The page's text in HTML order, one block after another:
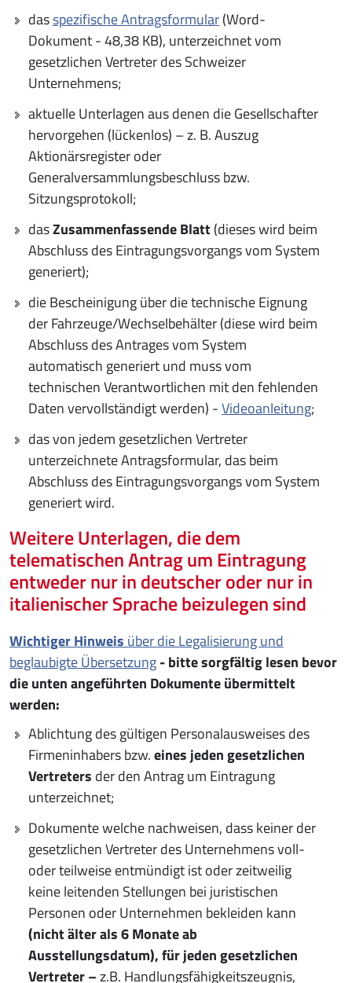
dasspezifische Antragsformular(Word-
Dokument - 48,38 KB), unterzeichnet vom
gesetzlichen Vertreter des Schweizer
Unternehmens;
aktuelle Unterlagen aus denen die Gesellschafter
hervorgehen (lückenlos) – z. B. Auszug
Aktionärsregister oder
Generalversammlungsbeschluss bzw.
Sitzungsprotokoll;
dasZusammenfassende Blatt(dieses wird beim
Abschluss des Eintragungsvorgangs vom System
generiert);
die Bescheinigung über die technische Eignung
der Fahrzeuge/Wechselbehälter (diese wird beim
Abschluss des Antrages vom System
automatisch generiert und muss vom
technischen Verantwortlichen mit den fehlenden
Daten vervollständigt werden) -Videoanleitung;
das von jedem gesetzlichen Vertreter
unterzeichnete Antragsformular, das beim
Abschluss des Eintragungsvorgangs vom System
generiert wird.
Weitere Unterlagen, die dem
telematischen Antrag um Eintragung
entweder nur in deutscher oder nur in
italienischer Sprache beizulegen sind
Wichtiger Hinweis über die Legalisierung und
beglaubigte Übersetzung- bitte sorgfältig lesen bevor
die unten angeführten Dokumente übermittelt
werden:
Ablichtung des gültigen Personalausweises des
Firmeninhabers bzw.eines jeden gesetzlichen
Vertreters der den Antrag um Eintragung
unterzeichnet;
Dokumente welche nachweisen, dass keiner der
gesetzlichen Vertreter des Unternehmens voll-
oder teilweise entmündigt ist oder zeitweilig
keine leitenden Stellungen bei juristischen
Personen oder Unternehmen bekleiden kann
(nicht älter als 6 Monate ab
Ausstellungsdatum), für jeden gesetzlichen
Vertreter –z.B. Handlungsfähigkeitszeugnis,